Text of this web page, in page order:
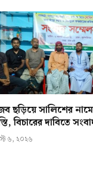
ছড়িয়ে সালিশের
বিচারের দাবিতে
৬, ২০২৬